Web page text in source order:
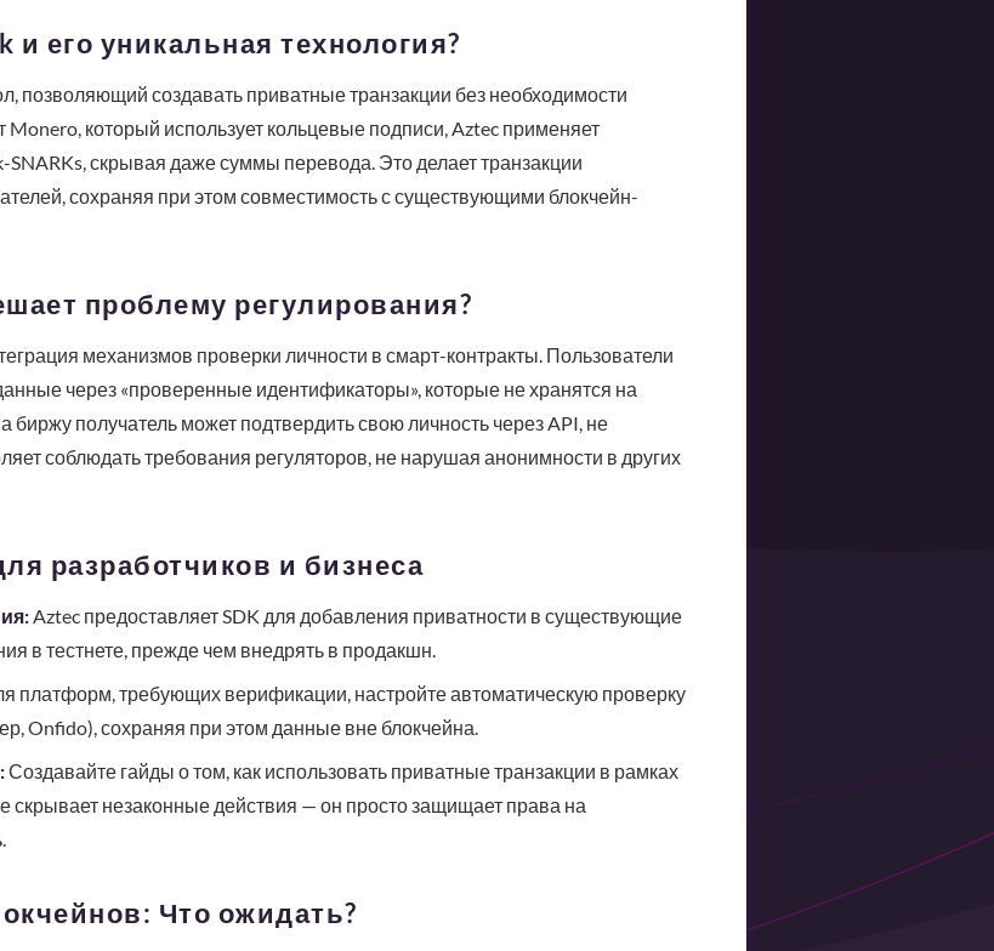
и его уникальная технология?
позволяющий создавать приватные транзакции без необходимости
Monero, который использует кольцевые подписи, Aztec применяет
SNARKs, скрывая даже суммы перевода. Это делает транзакции
сохраняя при этом совместимость с существующими блокчейн-
проблему регулирования?
механизмов проверки личности в смарт-контракты. Пользователи
через «проверенные идентификаторы», которые не хранятся на
получатель может подтвердить свою личность через API, не
соблюдать требования регуляторов, не нарушая анонимности в других
разработчиков и бизнеса
Aztec предоставляет SDK для добавления приватности в существующие
в тестнете, прежде чем внедрять в продакшн.
платформ, требующих верификации, настройте автоматическую проверку
Onfido), сохраняя при этом данные вне блокчейна.
Создавайте гайды о том, как использовать приватные транзакции в рамках
скрывает незаконные действия — он просто защищает права на
Что ожидать?